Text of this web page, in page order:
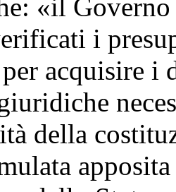
«il Governo
i
acquisire i
della